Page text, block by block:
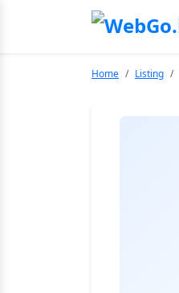
Home Listing